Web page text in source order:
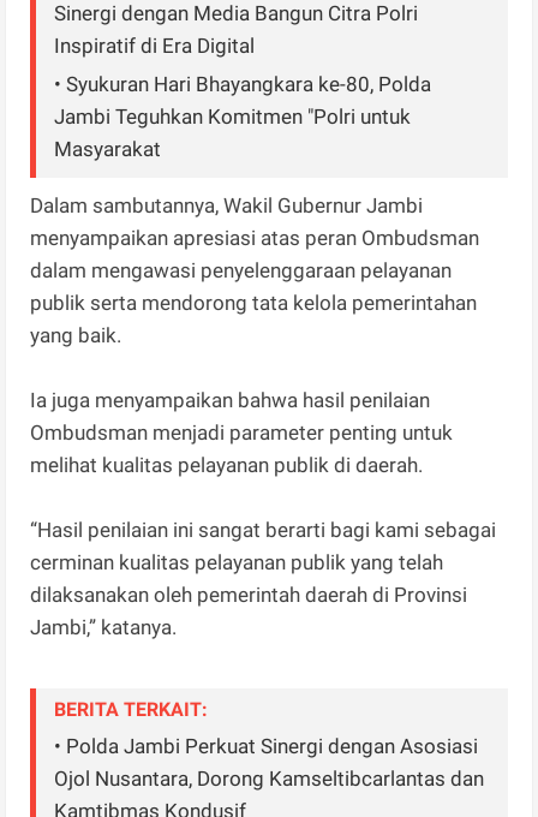
Sinergi dengan Media Bangun Citra Polri
Inspiratif di Era Digital
• Syukuran Hari Bhayangkara ke-80, Polda
Jambi Teguhkan Komitmen "Polri untuk
Masyarakat
Dalam sambutannya, Wakil Gubernur Jambi
menyampaikan apresiasi atas peran Ombudsman
dalam mengawasi penyelenggaraan pelayanan
publik serta mendorong tata kelola pemerintahan
yang baik.
Ia juga menyampaikan bahwa hasil penilaian
Ombudsman menjadi parameter penting untuk
melihat kualitas pelayanan publik di daerah.
“Hasil penilaian ini sangat berarti bagi kami sebagai
cerminan kualitas pelayanan publik yang telah
dilaksanakan oleh pemerintah daerah di Provinsi
Jambi,” katanya.
BERITA TERKAIT:
• Polda Jambi Perkuat Sinergi dengan Asosiasi
Ojol Nusantara, Dorong Kamseltibcarlantas dan
Kamtibmas Kondusif